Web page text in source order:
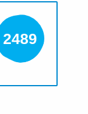
2489